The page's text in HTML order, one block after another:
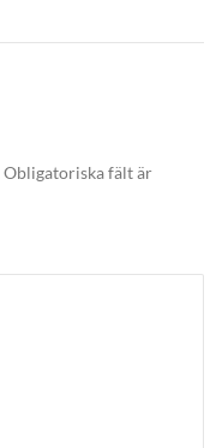
Obligatoriska fält är